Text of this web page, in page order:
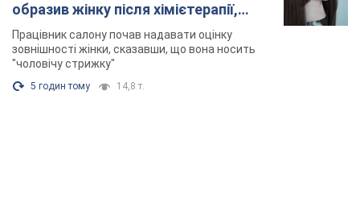
образив жінку після хімієтерапії,
розгорівся скандал. Фото
Працівник салону почав надавати оцінку
зовнішності жінки, сказавши, що вона носить
"чоловічу стрижку"
5 годин тому 14,8 т.